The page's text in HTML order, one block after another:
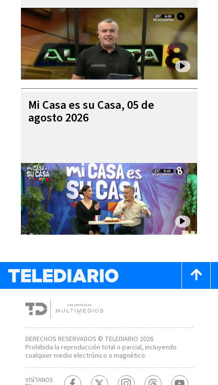
Mi Casa es su Casa, 05 de
agosto 2026
DERECHOS RESERVADOS © TELEDIARIO 2026
Prohibida la reproducción total o parcial, incluyendo
cualquier medio electrónico o magnético.
VISÍTANOS